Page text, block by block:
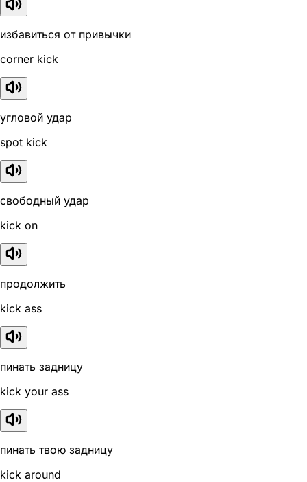
избавиться от привычки
corner kick
угловой удар
spot kick
свободный удар
kick on
продолжить
kick ass
пинать задницу
kick your ass
пинать твою задницу
kick around